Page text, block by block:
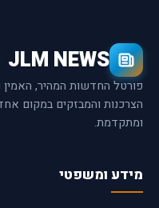
JLM NEWS
פורטל החדשות המהיר, האמין
הצרכנות והמבזקים במקום
ומתקדמת.
מידע ומשפטי